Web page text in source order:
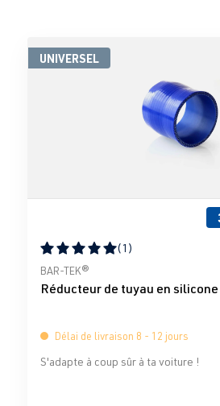
UNIVERSEL
Note moyenne de 5 sur 5 étoiles
(1)
BAR-TEK®
Réducteur de tuyau en
Délai de livraison 8 - 12 jours
S'adapte à coup sûr à ta voiture !